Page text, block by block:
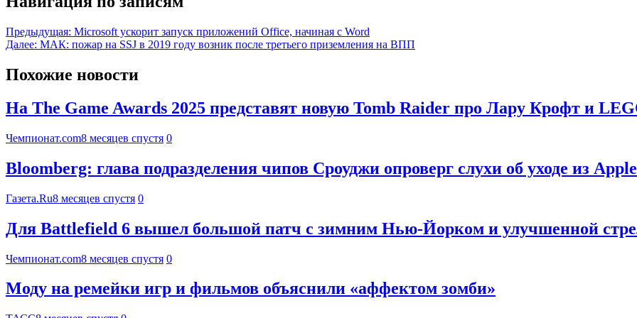
Предыдущая: Microsoft ускорит запуск приложений Office, начиная с Word
Далее: МАК: пожар на SSJ в 2019 году возник после третьего приземления на ВПП
Похожие новости
На The Game Awards 2025 представят новую Tomb Raider про Лару Крофт и
Чемпионат.com8 месяцев спустя 0
Bloomberg: глава подразделения чипов Сроуджи опроверг слухи об уходе из Apple
Газета.Ru8 месяцев спустя 0
Для Battlefield 6 вышел большой патч с зимним Нью-Йорком и улучшенной
Чемпионат.com8 месяцев спустя 0
Моду на ремейки игр и фильмов объяснили «аффектом зомби»